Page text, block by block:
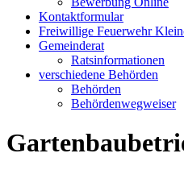
Kontaktformular
Freiwillige Feuerwehr
Gemeinderat
Ratsinformationen
verschiedene Behörden
Behörden
Behördenwegweiser